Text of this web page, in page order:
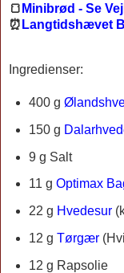
🍞 Minibrød - Se
⏰ Langtidshævet
Ingredienser:
400 g
150 g
9 g Salt
11 g Optimax
22 g Hvedesur
12 g Tørgær
12 g Rapsolie